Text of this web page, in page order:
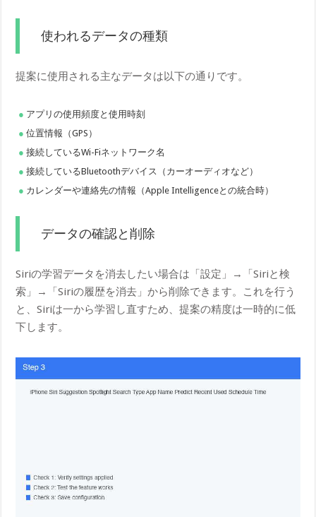
使われるデータの種類
提案に使用される主なデータは以下の通りです。
アプリの使用頻度と使用時刻
位置情報（GPS）
接続しているWi-Fiネットワーク名
接続しているBluetoothデバイス（カーオーディオなど）
カレンダーや連絡先の情報（Apple Intelligenceとの統合時）
データの確認と削除
Siriの学習データを消去したい場合は「設定」→「Siriと検
索」→「Siriの履歴を消去」から削除できます。これを行う
と、Siriは一から学習し直すため、提案の精度は一時的に低
下します。